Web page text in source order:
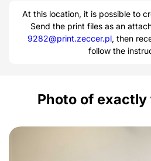
At this location, it is possible to
Send the print files as an
9282@print.zeccer.pl, then
follow the
Photo of